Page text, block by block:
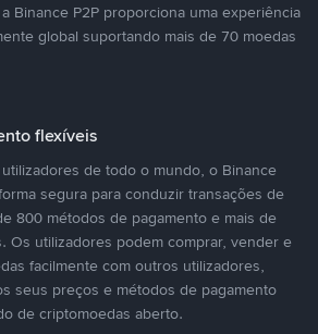
Binance P2P proporciona uma experiência
global suportando mais de 70 moedas
flexíveis
de todo o mundo, o Binance
segura para conduzir transações de
800 métodos de pagamento e mais de
Os utilizadores podem comprar, vender e
facilmente com outros utilizadores,
seus preços e métodos de pagamento
de criptomoedas aberto.